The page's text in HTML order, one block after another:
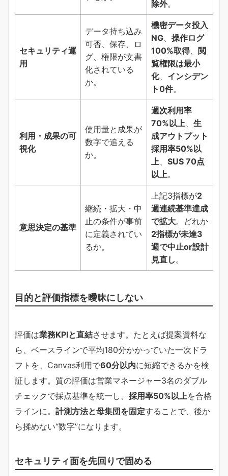
除外。
セキュリティ運
用
データ持ち込み
可否、保存、ロ
グ、権限が文書
化されている
か。
機密データ投入
NG
操作ログ
100%取得、 閲
覧権限は最小
化、 インシデン
ト0件。
利用・成果の可
視化
使用量と成果が
数字で追える
か。
週次利用率
70%以上
生
成アウトプット
採用率50%以
上
SUS 70点
以上。
意思決定の基準
継続・拡大・中
止の条件が事前
に定義されてい
るか。
上記3指標が2
週連続基準達成
で拡大。どれか
2指標が未達3
週で中止or設計
見直し 。
目的と評価指標を曖昧にしない
評価は業務KPIと直結させます。たとえば提案資料な
ら、ベースラインで平均180分かかっていた一次ドラ
フトを、Canvas利用で60分以内に短縮できるかを検
証します。質の評価は営業マネージャー3名のダブル
チェックで採点基準を統一し、 採用率50%以上を合格
ラインに。 計測方法と母集団を固定することで、後か
ら揉めない“数字”になります。
セキュリティ面を先回りで固める